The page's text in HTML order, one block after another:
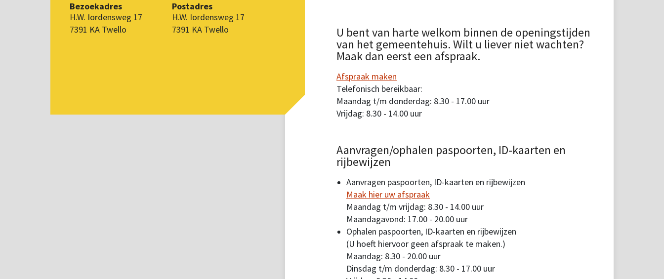
Bezoekadres
H.W. Iordensweg 17
7391 KA Twello
Postadres
H.W. Iordensweg 17
7391 KA Twello
U bent van harte welkom binnen de openingstijden
van het gemeentehuis. Wilt u liever niet wachten?
Maak dan eerst een afspraak.
Afspraak maken
Telefonisch bereikbaar:
Maandag t/m donderdag: 8.30 - 17.00 uur
Vrijdag: 8.30 - 14.00 uur
Aanvragen/ophalen paspoorten, ID-kaarten en
rijbewijzen
Aanvragen paspoorten, ID-kaarten en rijbewijzen
Maak hier uw afspraak
Maandag t/m vrijdag: 8.30 - 14.00 uur
Maandagavond: 17.00 - 20.00 uur
Ophalen paspoorten, ID-kaarten en rijbewijzen
(U hoeft hiervoor geen afspraak te maken.)
Maandag: 8.30 - 20.00 uur
Dinsdag t/m donderdag: 8.30 - 17.00 uur